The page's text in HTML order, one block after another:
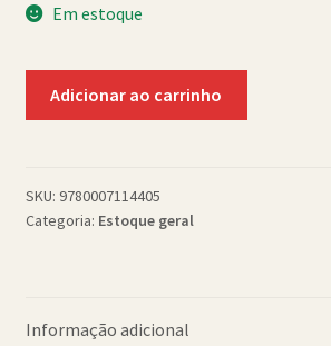
Em estoque
5
Trials
quantidade
Adicionar ao carrinho
SKU: 9780007114405
Categoria: Estoque geral
Informação adicional